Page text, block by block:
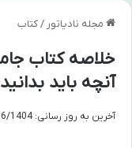
مجله نادیاتور /کتاب
خلاصه کتاب
آنچه باید بدانید
آخرین به روز رسانی: 12/06/1404